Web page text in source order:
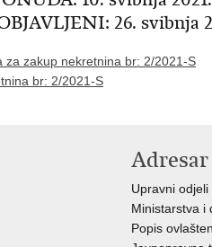
26. svibnja
zakup nekretnina br: 2/2021-S
br: 2/2021-S
Adresar
Upravni
Ministarstva i
Popis